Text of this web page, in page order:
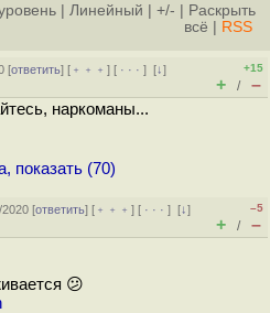
Линейный +/-
Раскрыть
всё
RSS
[ответить] [ ﹢﹢﹢] [ · · ·][↓]
+15
+ / –
наркоманы...
показать (70)
2020 [ответить] [ ﹢﹢﹢] [ · · ·][↓]
–5
+ / –
😕